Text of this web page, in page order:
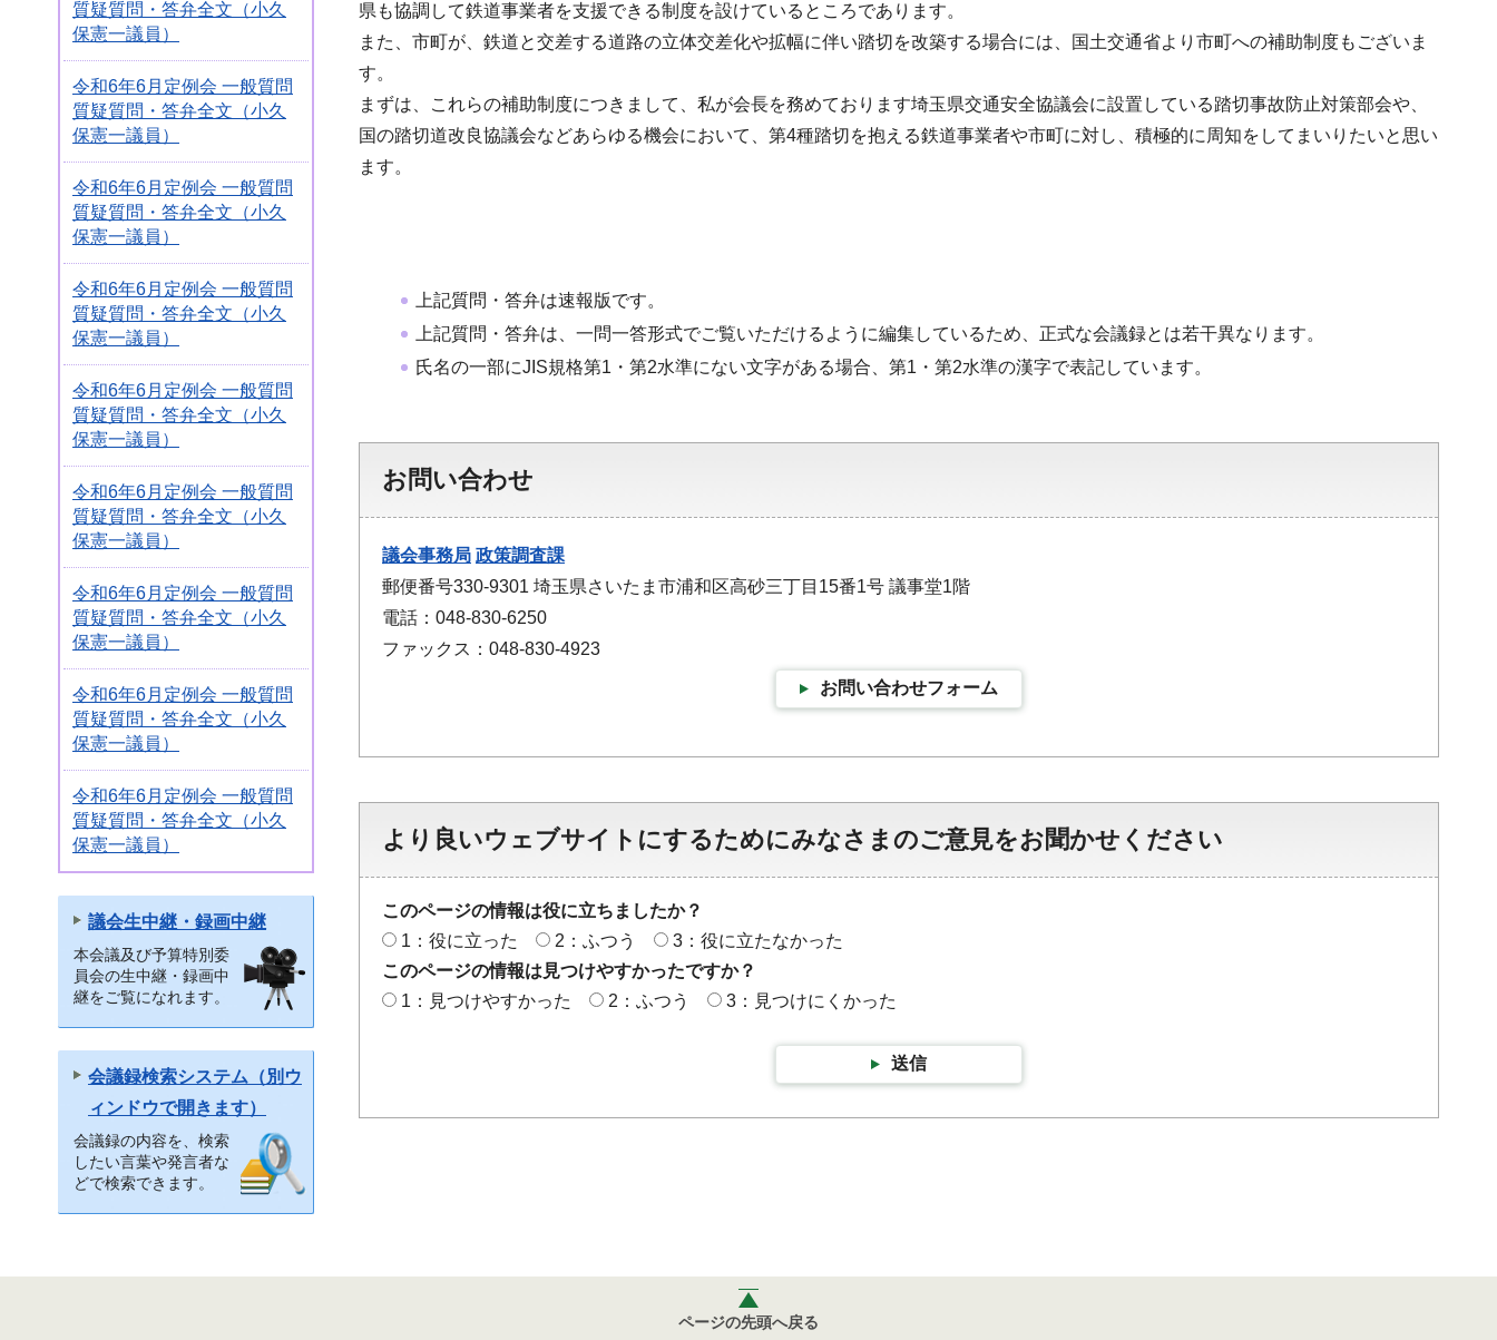
質疑質問・答弁全文（小久
保憲一議員）
令和6年6月定例会 一般質問
質疑質問・答弁全文（小久
保憲一議員）
令和6年6月定例会 一般質問
質疑質問・答弁全文（小久
保憲一議員）
令和6年6月定例会 一般質問
質疑質問・答弁全文（小久
保憲一議員）
令和6年6月定例会 一般質問
質疑質問・答弁全文（小久
保憲一議員）
令和6年6月定例会 一般質問
質疑質問・答弁全文（小久
保憲一議員）
令和6年6月定例会 一般質問
質疑質問・答弁全文（小久
保憲一議員）
令和6年6月定例会 一般質問
質疑質問・答弁全文（小久
保憲一議員）
令和6年6月定例会 一般質問
質疑質問・答弁全文（小久
保憲一議員）
議会生中継・録画中継
本会議及び予算特別委
員会の生中継・録画中
継をご覧になれます。
会議録検索システム（別ウ
ィンドウで開きます）
会議録の内容を、検索
したい言葉や発言者な
どで検索できます。
県も協調して鉄道事業者を支援できる制度を設けているところであります。
また、市町が、鉄道と交差する道路の立体交差化や拡幅に伴い踏切を改築する場合には、国土交通省より市町への補助制度もございま
す。
まずは、これらの補助制度につきまして、私が会長を務めております埼玉県交通安全協議会に設置している踏切事故防止対策部会や、
国の踏切道改良協議会などあらゆる機会において、第4種踏切を抱える鉄道事業者や市町に対し、積極的に周知をしてまいりたいと思い
ます。
上記質問・答弁は速報版です。
上記質問・答弁は、一問一答形式でご覧いただけるように編集しているため、正式な会議録とは若干異なります。
氏名の一部にJIS規格第1・第2水準にない文字がある場合、第1・第2水準の漢字で表記しています。
お問い合わせ
議会事務局 政策調査課
郵便番号330-9301 埼玉県さいたま市浦和区高砂三丁目15番1号 議事堂1階
電話：048-830-6250
ファックス：048-830-4923
お問い合わせフォーム
より良いウェブサイトにするためにみなさまのご意見をお聞かせください
このページの情報は役に立ちましたか？
1：役に立った
2：ふつう
3：役に立たなかった
このページの情報は見つけやすかったですか？
1：見つけやすかった
2：ふつう 3：見つけにくかった
送信
ページの先頭へ戻る